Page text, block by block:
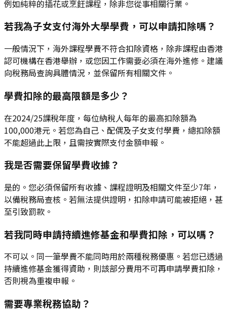
例如純粹的插花或烹飪課程，除非您從事相關行業。
若我為子女支付海外大學學費，可以申請扣除嗎？
一般情況下，海外課程學費不符合扣除資格，除非課程由香港
認可機構在香港舉辦，或您因工作需要必須在海外進修。建議
向稅務局查詢具體情況，並保留所有相關文件。
學費扣除的最高限額是多少？
在2024/25課稅年度，每位納稅人每年的最高扣除額為
100,000港元。若您為自己、配偶及子女支付學費，總扣除額
不能超過此上限，且需按實際支付金額申報。
我是否需要保留學費收據？
是的。您必須保留所有收據、課程證明及相關文件至少7年，
以備稅務局查核。若無法提供證明，扣除申請可能被拒絕，甚
至引致罰款。
若我同時申請持續進修基金和學費扣除，可以嗎？
不可以。同一筆學費不能同時用於兩種稅務優惠。若您已透過
持續進修基金獲得資助，則該部分費用不可再申請學費扣除，
否則視為重複申報。
需要專業稅務協助？